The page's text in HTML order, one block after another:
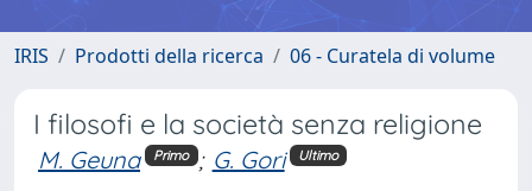
IRIS Prodotti della ricerca 06 - Curatela di volume
I filosofi e la società senza religione
M. Geuna Primo ; G. Gori Ultimo